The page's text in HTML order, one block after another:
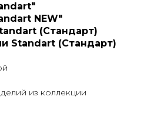
NEW"
(Стандарт)
Standart (Стандарт)
из коллекции